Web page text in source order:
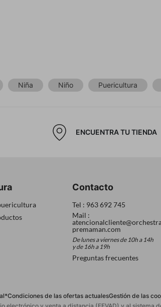
Niña Niño Puericultura
ENCUENTRA TU TIENDA
Contacto
Tel : 963 692 745
Mail :
premaman.com
De lunes a viernes de 10h a 14h
y de 16h a 19h
Preguntas frecuentes
*Condiciones de las ofertas actualesGestión de las